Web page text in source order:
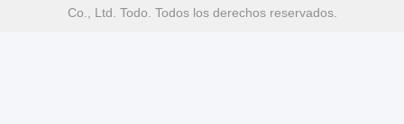
Co., Ltd. Todo. Todos los derechos reservados.